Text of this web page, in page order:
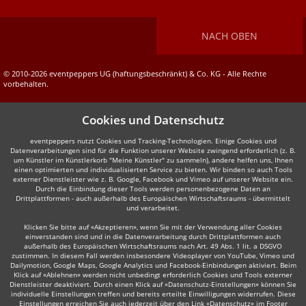
NACH OBEN
© 2010-2026 eventpeppers UG (haftungsbeschränkt) & Co. KG - Alle Rechte
vorbehalten.
Cookies und Datenschutz
eventpeppers nutzt Cookies und Tracking-Technologien. Einige Cookies und
Datenverarbeitungen sind für die Funktion unserer Website zwingend erforderlich (z. B.
um Künstler im Künstlerkorb "Meine Künstler" zu sammeln), andere helfen uns, Ihnen
einen optimierten und individualisierten Service zu bieten. Wir binden so auch Tools
externer Dienstleister wie z. B. Google, Facebook und Vimeo auf unserer Website ein.
Durch die Einbindung dieser Tools werden personenbezogene Daten an
Drittplattformen - auch außerhalb des Europäischen Wirtschaftsraums - übermittelt
und verarbeitet.
Klicken Sie bitte auf «Akzeptieren», wenn Sie mit der Verwendung aller Cookies
einverstanden sind und in die Datenverarbeitung durch Drittplattformen auch
außerhalb des Europäischen Wirtschaftsraums nach Art. 49 Abs. 1 lit. a DSGVO
zustimmen. In diesem Fall werden insbesondere Videoplayer von YouTube, Vimeo und
Dailymotion, Google Maps, Google Analytics und Facebook-Einbindungen aktiviert. Beim
Klick auf «Ablehnen» werden nicht unbedingt erforderlich Cookies und Tools externer
Dienstleister deaktiviert. Durch einen Klick auf «Datenschutz-Einstellungen» können Sie
individuelle Einstellungen treffen und bereits erteilte Einwilligungen widerrufen. Diese
Einstellungen erreichen Sie auch jederzeit über den Link «Datenschutz» im Footer